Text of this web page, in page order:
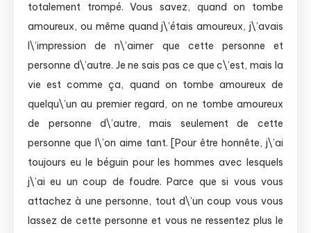
totalement trompé. Vous savez, quand on tombe
amoureux, ou même quand j\’étais amoureux, j\’avais
l\’impression de n\’aimer que cette personne et
personne d\’autre. Je ne sais pas ce que c\’est, mais la
vie est comme ça, quand on tombe amoureux de
quelqu\’un au premier regard, on ne tombe amoureux
de personne d\’autre, mais seulement de cette
personne que l\’on aime tant. [Pour être honnête, j\’ai
toujours eu le béguin pour les hommes avec lesquels
j\’ai eu un coup de foudre. Parce que si vous vous
attachez à une personne, tout d\’un coup vous vous
lassez de cette personne et vous ne ressentez plus le